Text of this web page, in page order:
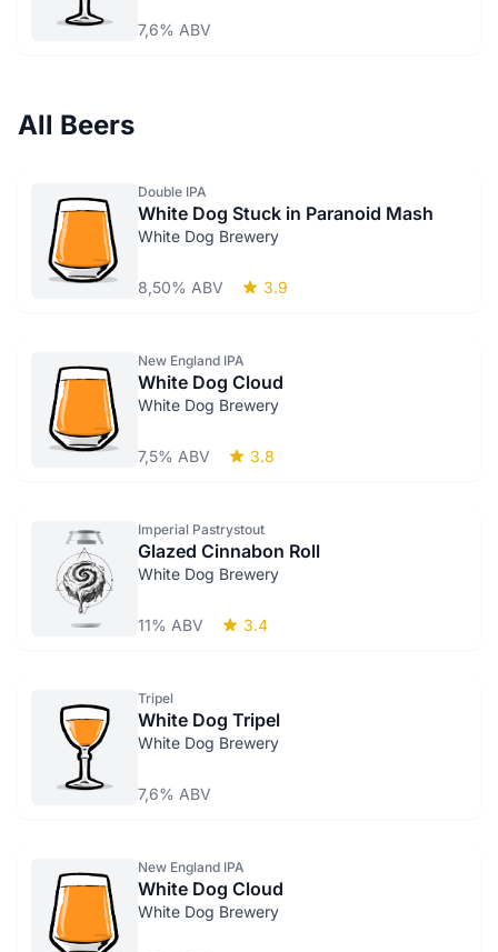
7,6% ABV
All Beers
Double IPA
White Dog Stuck in Paranoid Mash
White Dog Brewery
8,50% ABV 3.9
New England IPA
White Dog Cloud
White Dog Brewery
7,5% ABV 3.8
Imperial Pastrystout
Glazed Cinnabon Roll
White Dog Brewery
11% ABV 3.4
Tripel
White Dog Tripel
White Dog Brewery
7,6% ABV
New England IPA
White Dog Cloud
White Dog Brewery